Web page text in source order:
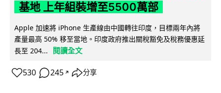
基地 上年組裝增至5500萬部
Apple 加速將 iPhone 生產線由中國轉往印度，目標兩年內將
產量最高 50% 移至當地。印度政府推出關稅豁免及稅務優惠延
長至 204...
閱讀全文
530 245 ↗ 分享